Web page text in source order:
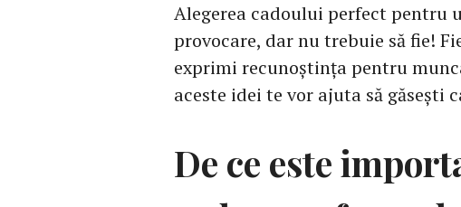
Alegerea cadoului perfect pentru
provocare, dar nu trebuie să fie!
exprimi recunoștința pentru
aceste idei te vor ajuta să găsești
De ce este